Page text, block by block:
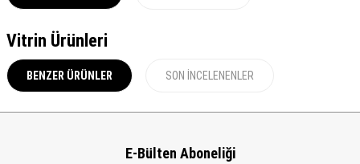
Vitrin Ürünleri
BENZER ÜRÜNLER SON İNCELENENLER
E-Bülten Aboneliği